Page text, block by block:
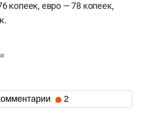
копеек, евро — 78 копеек,
2